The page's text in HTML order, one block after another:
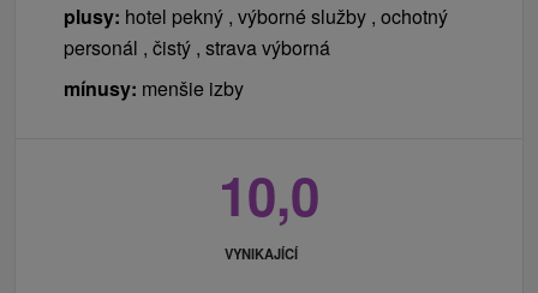
plusy: hotel pekný , výborné služby , ochotný
personál , čistý , strava výborná
mínusy: menšie izby
10,0
VYNIKAJÍCÍ